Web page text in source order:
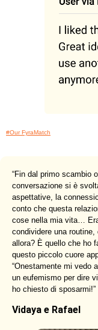
#Our FyraMatch
“Fin dal primo scambio
conversazione si è
aspettative, la
conto che questa
cose nella mia vita…
condividere una
allora? È quello che ho
questo piccolo cuore
“Onestamente mi vedo
un eufemismo per dire
ho chiesto di sposarmi!”
Vidaya e Rafael